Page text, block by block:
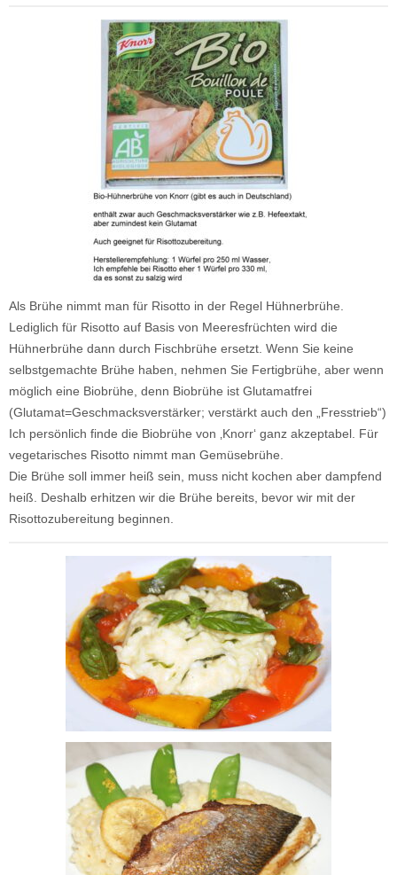
Als Brühe nimmt man für Risotto in der Regel Hühnerbrühe.
Lediglich für Risotto auf Basis von Meeresfrüchten wird die
Hühnerbrühe dann durch Fischbrühe ersetzt. Wenn Sie keine
selbstgemachte Brühe haben, nehmen Sie Fertigbrühe, aber wenn
möglich eine Biobrühe, denn Biobrühe ist Glutamatfrei
(Glutamat=Geschmacksverstärker; verstärkt auch den „Fresstrieb“)
Ich persönlich finde die Biobrühe von ‚Knorr‘ ganz akzeptabel. Für
vegetarisches Risotto nimmt man Gemüsebrühe.
Die Brühe soll immer heiß sein, muss nicht kochen aber dampfend
heiß. Deshalb erhitzen wir die Brühe bereits, bevor wir mit der
Risottozubereitung beginnen.